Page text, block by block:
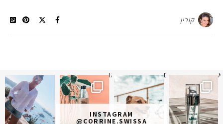
קורין
INSTAGRAM
@CORRINE.SWISSA
תמונה כבר חודשיים
איזו אהבתם יותר? הראשונה או